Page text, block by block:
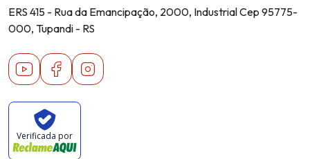
ERS 415 - Rua da Emancipação, 2000, Industrial Cep 95775-
000, Tupandi - RS
YoutubeFacebookInstagram
Verificada por